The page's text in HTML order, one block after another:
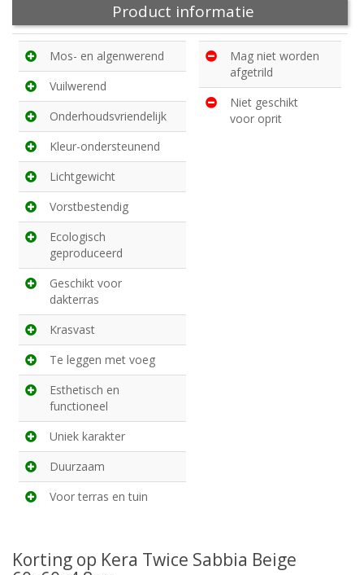
Product informatie
Mos- en algenwerend
Vuilwerend
Onderhoudsvriendelijk
Kleur-ondersteunend
Lichtgewicht
Vorstbestendig
Ecologisch
geproduceerd
Geschikt voor
dakterras
Krasvast
Te leggen met voeg
Esthetisch en
functioneel
Uniek karakter
Duurzaam
Voor terras en tuin
Mag niet worden
afgetrild
Niet geschikt
voor oprit
Korting op Kera Twice Sabbia Beige